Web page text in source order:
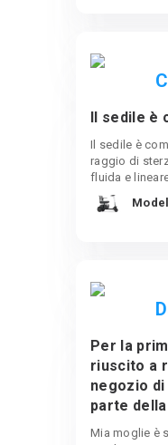
Il sedile è
Il sedile è
raggio di
fluida e
Per la
riuscito a
negozio
parte
Mia moglie è